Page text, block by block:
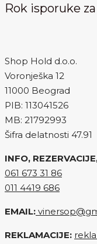
Rok isporuke
Shop Hold d.o.o.
Voronješka 12
11000 Beograd
PIB: 113041526
MB: 21792993
Šifra delatnosti 47.91
INFO,
061 673 31 86
011 4419 686
EMAIL:
REKLAMACIJE: